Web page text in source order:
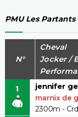
PMU Les
N°
Cheval
Jocker /
1
jennifer
marnix de
2300m -